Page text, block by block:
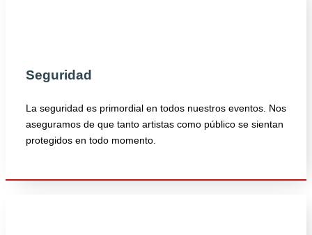
Seguridad
La seguridad es primordial en todos nuestros eventos. Nos
aseguramos de que tanto artistas como público se sientan
protegidos en todo momento.